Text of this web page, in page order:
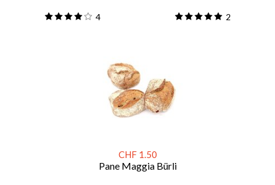
4 2
CHF 1.50
Pane Maggia Bürli